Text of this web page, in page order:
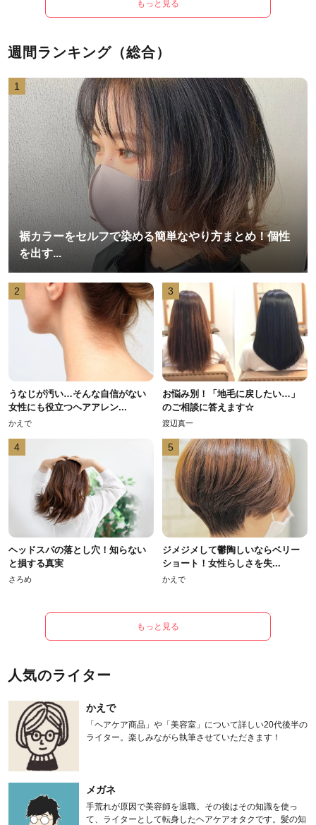
もっと見る
週間ランキング（総合）
1
裾カラーをセルフで染める簡単なやり方まとめ！個性
を出す...
2
うなじが汚い…そんな自信がない
女性にも役立つヘアアレン...
かえで
3
お悩み別！「地毛に戻したい…」
のご相談に答えます☆
渡辺真一
4
ヘッドスパの落とし穴！知らない
と損する真実
さろめ
5
ジメジメして鬱陶しいならベリー
ショート！女性らしさを失...
かえで
もっと見る
人気のライター
かえで
「ヘアケア商品」や「美容室」について詳しい20代後半の
ライター。楽しみながら執筆させていただきます！
メガネ
手荒れが原因で美容師を退職。その後はその知識を使っ
て、ライターとして転身したヘアケアオタクです。髪の知